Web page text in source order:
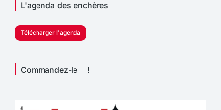
L'agenda des enchères
Télécharger l'agenda
Commandez-le !